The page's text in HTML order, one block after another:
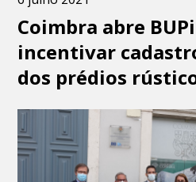
Coimbra abre
incentivar
dos prédios